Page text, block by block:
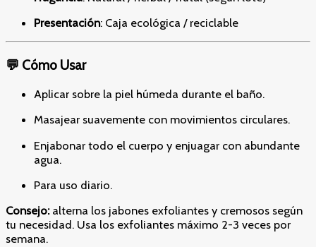
Presentación: Caja ecológica / reciclable
💬 Cómo Usar
Aplicar sobre la piel húmeda durante el baño.
Masajear suavemente con movimientos circulares.
Enjabonar todo el cuerpo y enjuagar con abundante
agua.
Para uso diario.
Consejo:alterna los jabones exfoliantes y cremosos según
tu necesidad. Usa los exfoliantes máximo 2-3 veces por
semana.